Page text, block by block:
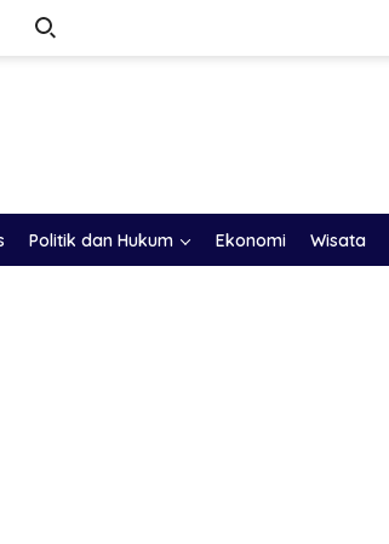
Politik dan Hukum Ekonomi Wisata